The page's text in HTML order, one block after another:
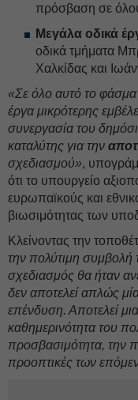
πρόσβαση σε
Μεγάλα οδικά
οδικά τμήματα
Χαλκίδας και
«Σε όλο αυτό το
έργα μικρότερης
συνεργασία του
καταλύτης για την
σχεδιασμού»,
ότι το υπουργείο
ευρωπαϊκούς και
βιωσιμότητας των
Κλείνοντας την
την πολύτιμη συμβολή
σχεδιασμός θα ήταν
δεν αποτελεί απλώς
επένδυση. Αποτελεί
καθημερινότητα του
προσβασιμότητα, την
προοπτικές των